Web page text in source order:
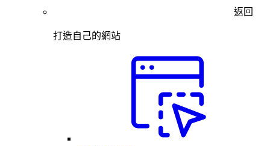
返回
打造自己的網站